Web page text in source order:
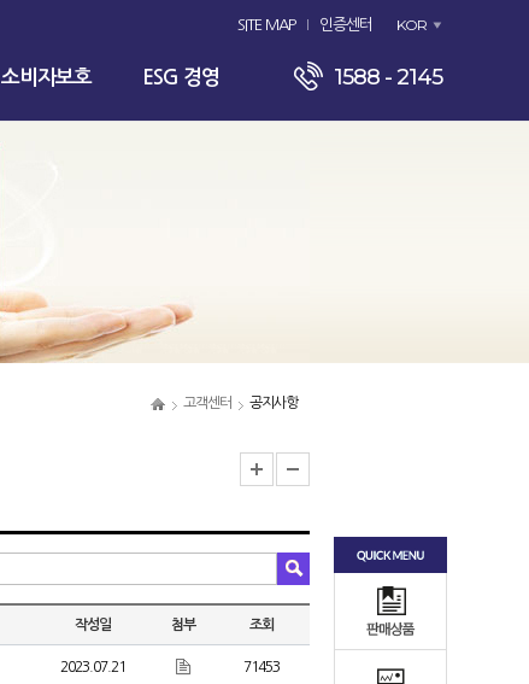
SITE MAP 인증센터 KOR
소비자보호 ESG 경영 1588 - 2145
고객센터 공지사항
작성일 첨부 조회
2023.07.21 71453